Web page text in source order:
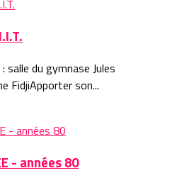
salle du gymnase Jules
FidjiApporter son...
- années 80